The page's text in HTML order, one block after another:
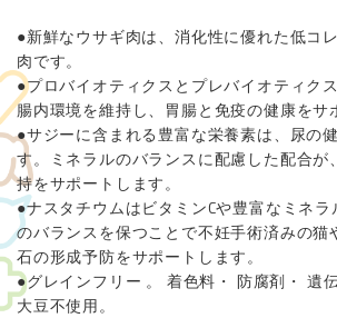
●新鮮なウサギ肉は、消化性に優れた低コ
肉です。
●プロバイオティクスとプレバイオティク
腸内環境を維持し、胃腸と免疫の健康をサ
●サジーに含まれる豊富な栄養素は、尿の
す。ミネラルのバランスに配慮した配合が
持をサポートします。
●ナスタチウムはビタミンCや豊富なミネ
のバランスを保つことで不妊手術済みの猫
石の形成予防をサポートします。
●グレインフリー 。 着色料・ 防腐剤・ 遺
大豆不使用。